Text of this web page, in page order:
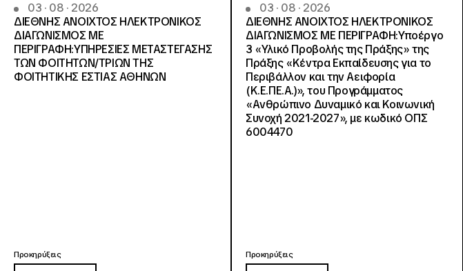
03 · 08 · 2026
ΔΙΕΘΝΗΣ ΑΝΟΙΧΤΟΣ ΗΛΕΚΤΡΟΝΙΚΟΣ
ΔΙΑΓΩΝΙΣΜΟΣ ΜΕ
ΠΕΡΙΓΡΑΦΗ:ΥΠΗΡΕΣΙΕΣ METAΣΤΕΓΑΣΗΣ
ΤΩΝ ΦΟΙΤΗΤΩΝ/ΤΡΙΩΝ ΤΗΣ
ΦΟΙΤΗΤΙΚΗΣ ΕΣΤΙΑΣ ΑΘΗΝΩΝ
Προκηρύξεις
03 · 08 · 2026
ΔΙΕΘΝΗΣ ΑΝΟΙΧΤΟΣ ΗΛΕΚΤΡΟΝΙΚΟΣ
ΔΙΑΓΩΝΙΣΜΟΣ ΜΕ ΠΕΡΙΓΡΑΦΗ:Υποέργο
3 «Υλικό Προβολής της Πράξης» της
Πράξης «Κέντρα Εκπαίδευσης για το
Περιβάλλον και την Αειφορία
(Κ.Ε.ΠΕ.Α.)», του Προγράμματος
«Ανθρώπινο Δυναμικό και Κοινωνική
Συνοχή 2021-2027», με κωδικό ΟΠΣ
6004470
Προκηρύξεις